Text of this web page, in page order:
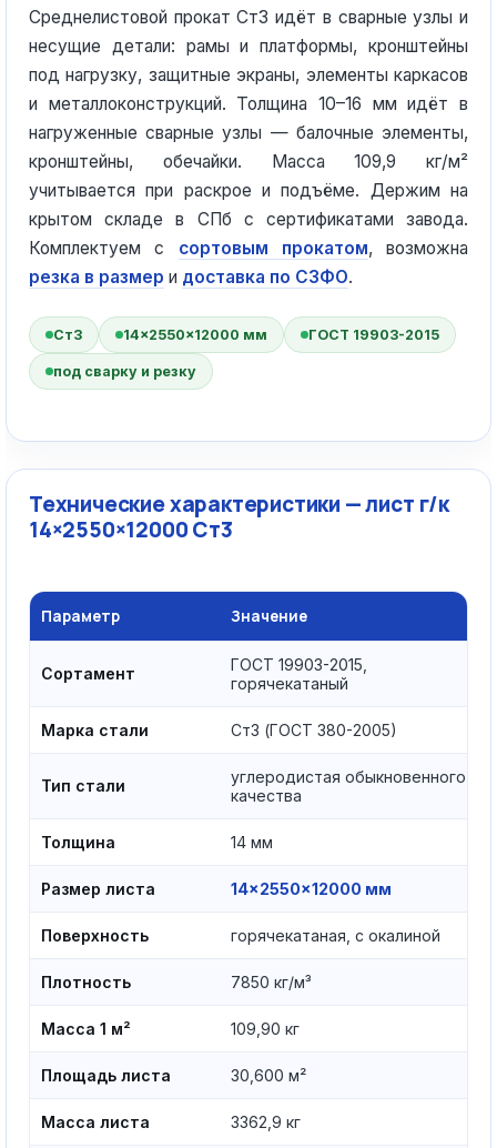
Среднелистовой прокат Ст3 идёт в сварные узлы и
несущие детали: рамы и платформы, кронштейны
под нагрузку, защитные экраны, элементы каркасов
и металлоконструкций. Толщина 10–16 мм идёт в
нагруженные сварные узлы — балочные элементы,
кронштейны, обечайки. Масса 109,9 кг/м²
учитывается при раскрое и подъёме. Держим на
крытом складе в СПб с сертификатами завода.
Комплектуем с сортовым прокатом, возможна
резка в размер и доставка по СЗФО.
Ст3 14×2550×12000 мм ГОСТ 19903-2015
под сварку и резку
Технические характеристики — лист г/к
14×2550×12000 Ст3
Параметр Значение
Сортамент
ГОСТ 19903-2015,
горячекатаный
Марка стали Ст3 (ГОСТ 380-2005)
Тип стали
углеродистая обыкновенного
качества
Толщина 14 мм
Размер листа 14×2550×12000 мм
Поверхность горячекатаная, с окалиной
Плотность 7850 кг/м³
Масса 1 м² 109,90 кг
Площадь листа 30,600 м²
Масса листа 3362,9 кг